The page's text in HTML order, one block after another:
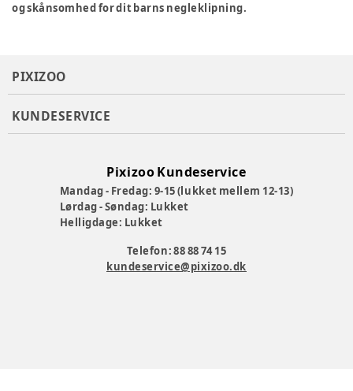
og skånsomhed for dit barns negleklipning.
PIXIZOO
KUNDESERVICE
Pixizoo Kundeservice
Mandag - Fredag: 9-15 (lukket mellem 12-13)
Lørdag - Søndag: Lukket
Helligdage: Lukket
Telefon: 88 88 74 15
kundeservice@pixizoo.dk